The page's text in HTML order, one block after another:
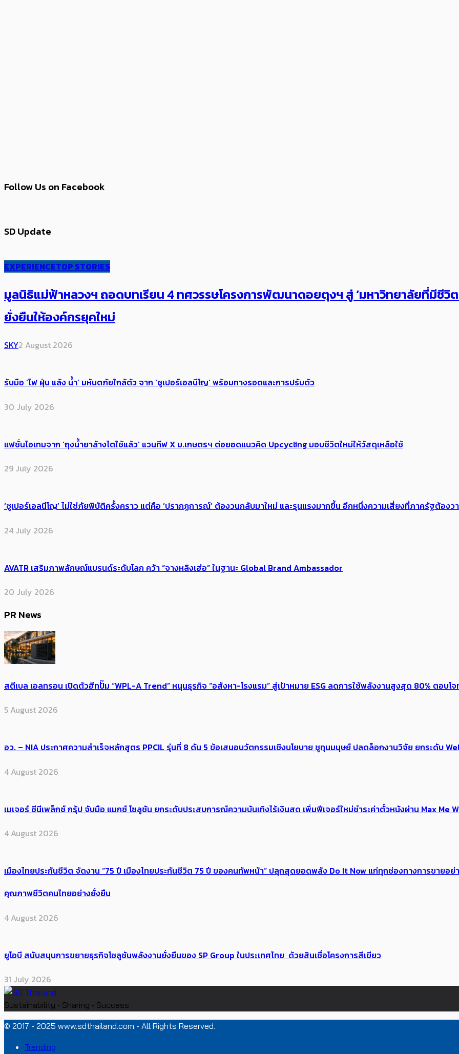
Follow Us on Facebook
SD Update
EXPERIENCETOP STORIES
มูลนิธิแม่ฟ้าหลวงฯ ถอดบทเรียน 4 ทศวรรษโครงการพัฒนาดอยตุงฯ สู่ ‘มหาวิทยาลัยที่มีชี
ยั่งยืนให้องค์กรยุคใหม่
SKY2 August 2026
รับมือ ‘ไฟ ฝุ่น แล้ง น้ำ’ มหันตภัยใกล้ตัว จาก ‘ซูเปอร์เอลนีโญ’ พร้อมทางรอดและการปรับตัว
30 July 2026
แฟชั่นไอเทมจาก ‘ถุงน้ำยาล้างไตใช้แล้ว’ แวนทีฟ X ม.เกษตรฯ ต่อยอดแนวคิด Upcycling มอบชีวิตใหม่ให้วัสดุเหลือใช้
29 July 2026
‘ซูเปอร์เอลนีโญ’ ไม่ใช่ภัยพิบัติครั้งคราว แต่คือ ‘ปรากฏการณ์’ ​ต้อง​วนกลับมาใหม่ และรุนแรงมากขึ้น อีกหนึ่งความเสี่ยงที่ภาครัฐต้อง
24 July 2026
AVATR เสริมภาพลักษณ์แบรนด์ระดับโลก คว้า “จางหลิงเฮ่อ” ในฐานะ Global Brand Ambassador
20 July 2026
PR News
สตีเบล เอลทรอน เปิดตัวฮีทปั๊ม “WPL-A Trend” หนุนธุรกิจ “อสังหา-โรงแรม” สู่เป้าหมาย ESG ลดการใช้พลังงานสูงสุด 80% ตอบโ
5 August 2026
อว. – NIA ประกาศความสำเร็จหลักสูตร PPCIL รุ่นที่ 8 ดัน 5 ข้อเสนอนวัตกรรมเชิงนโยบาย ชูทุนมนุษย์ ปลดล็อกงานวิจัย ยกระดับ
4 August 2026
เมเจอร์ ซีนีเพล็กซ์ กรุ้ป จับมือ แมกซ์ โซลูชัน ยกระดับประสบการณ์ความบันเทิงไร้เงินสด เพิ่มฟีเจอร์ใหม่ชำระค่าตั๋วหนังผ่าน Max
4 August 2026
เมืองไทยประกันชีวิต จัดงาน “75 ปี เมืองไทยประกันชีวิต 75 ปี ของคนทัพหน้า” ปลุกสุดยอดพลัง Do It Now แก่ทุกช่องทางการขาย
คุณภาพชีวิตคนไทยอย่างยั่งยืน
4 August 2026
ยูโอบี สนับสนุนการขยายธุรกิจโซลูชันพลังงานยั่งยืนของ SP Group ในประเทศไทย ด้วยสินเชื่อโครงการสีเขียว
31 July 2026
Sustainability • Sharing • Success
© 2017 - 2025 www.sdthailand.com - All Rights Reserved.
Trending